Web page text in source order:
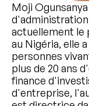
Moji
d'administration
actuellement le
au Nigéria, elle
personnes
plus de 20 ans
finance
d'entreprise,